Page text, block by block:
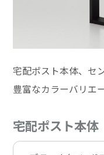
宅配ポスト本体、セ
豊富なカラーバリエ
宅配ポスト本体